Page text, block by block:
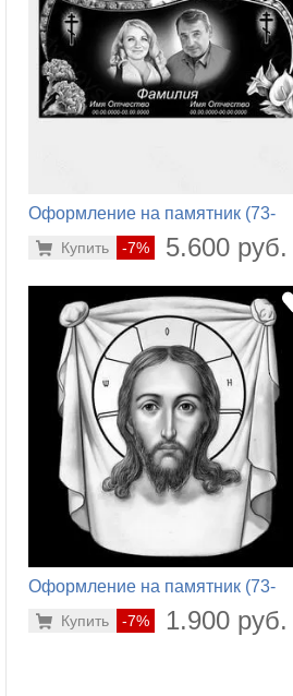
Оформление на памятник (73-
-7% 5.600 руб.
Купить
Оформление на памятник (73-
-7% 1.900 руб.
Купить